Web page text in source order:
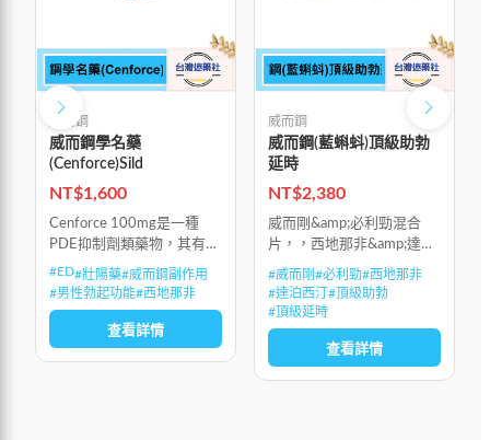
威而鋼
威而鋼學名藥
(Cenforce)Sild
NT$1,600
Cenforce 100mg是一種
PDE抑制劑類藥物，其有效
成分為枸櫞酸西地那非。
Cenforce-100是美國食品
和藥物管理局（FDA）批準
的治療ED的藥
#ED#壯陽藥#威而鋼副作用
#男性勃起功能#西地那非
查看詳情
威而鋼
威而鋼(藍蝌蚪)頂級助勃
延時
NT$2,380
威而剛&amp;必利勁混合
片，，西地那非&amp;達泊
西汀混合片，頂級助勃加上
頂級延時服用後2-4小時之
間效果最佳，12小時有
效。
#威而剛#必利勁#西地那非
#達泊西汀 # 頂級助勃
# 頂級延時
查看詳情